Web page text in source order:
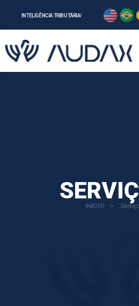
INTELIGÊNCIA TRIBUTÁRIAㅤ/
INÍCIOﾠ> ﾠ